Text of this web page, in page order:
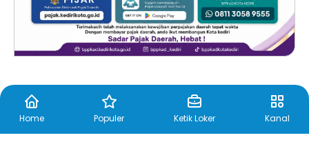
Home Populer Ketik Loker Kanal